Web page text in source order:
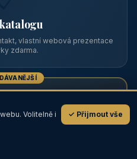
vlastní webová prezentace
zdarma.
partner
ve výpisech, zlatý odznak a
💬
Volitelně i
✓ Přijmout vše